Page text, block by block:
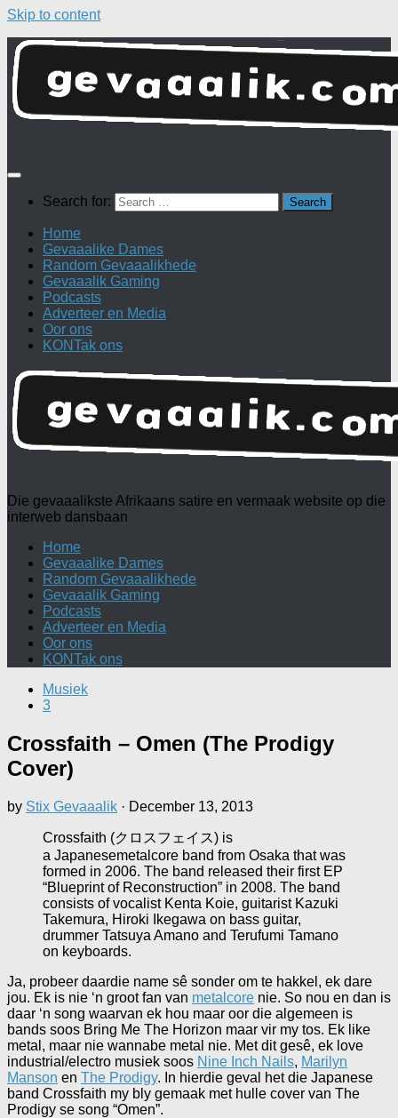
Skip to content
Search for:
Home
Gevaaalike Dames
Random Gevaaalikhede
Gevaaalik Gaming
Podcasts
Adverteer en Media
Oor ons
KONTak ons
Die gevaaalikste Afrikaans satire en vermaak website op die
interweb dansbaan
Home
Gevaaalike Dames
Random Gevaaalikhede
Gevaaalik Gaming
Podcasts
Adverteer en Media
Oor ons
KONTak ons
Musiek
3
Crossfaith – Omen (The Prodigy
Cover)
by Stix Gevaaalik · December 13, 2013
Crossfaith (クロスフェイス) is
a Japanesemetalcore band from Osaka that was
formed in 2006. The band released their first EP
“Blueprint of Reconstruction” in 2008. The band
consists of vocalist Kenta Koie, guitarist Kazuki
Takemura, Hiroki Ikegawa on bass guitar,
drummer Tatsuya Amano and Terufumi Tamano
on keyboards.
Ja, probeer daardie name sê sonder om te hakkel, ek dare
jou. Ek is nie ‘n groot fan van metalcore nie. So nou en dan is
daar ‘n song waarvan ek hou maar oor die algemeen is
bands soos Bring Me The Horizon maar vir my tos. Ek like
metal, maar nie wannabe metal nie. Met dit gesê, ek love
industrial/electro musiek soos Nine Inch Nails, Marilyn
Manson en The Prodigy. In hierdie geval het die Japanese
band Crossfaith my bly gemaak met hulle cover van The
Prodigy se song “Omen”.